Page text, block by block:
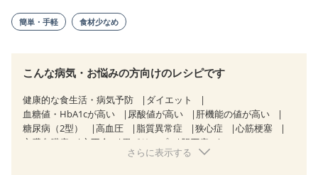
簡単・手軽 食材少なめ
こんな病気・お悩みの方向けのレシピです
健康的な食生活・病気予防
ダイエット
血糖値・HbA1cが高い
尿酸値が高い
肝機能の値が高い
糖尿病（2型）
高血圧 脂質異常症 狭心症
心筋梗塞
心臓弁膜症
心不全 胃ポリープ
胆石症
慢性膵炎（移行期・寛解期）
慢性便秘症
さらに表示する